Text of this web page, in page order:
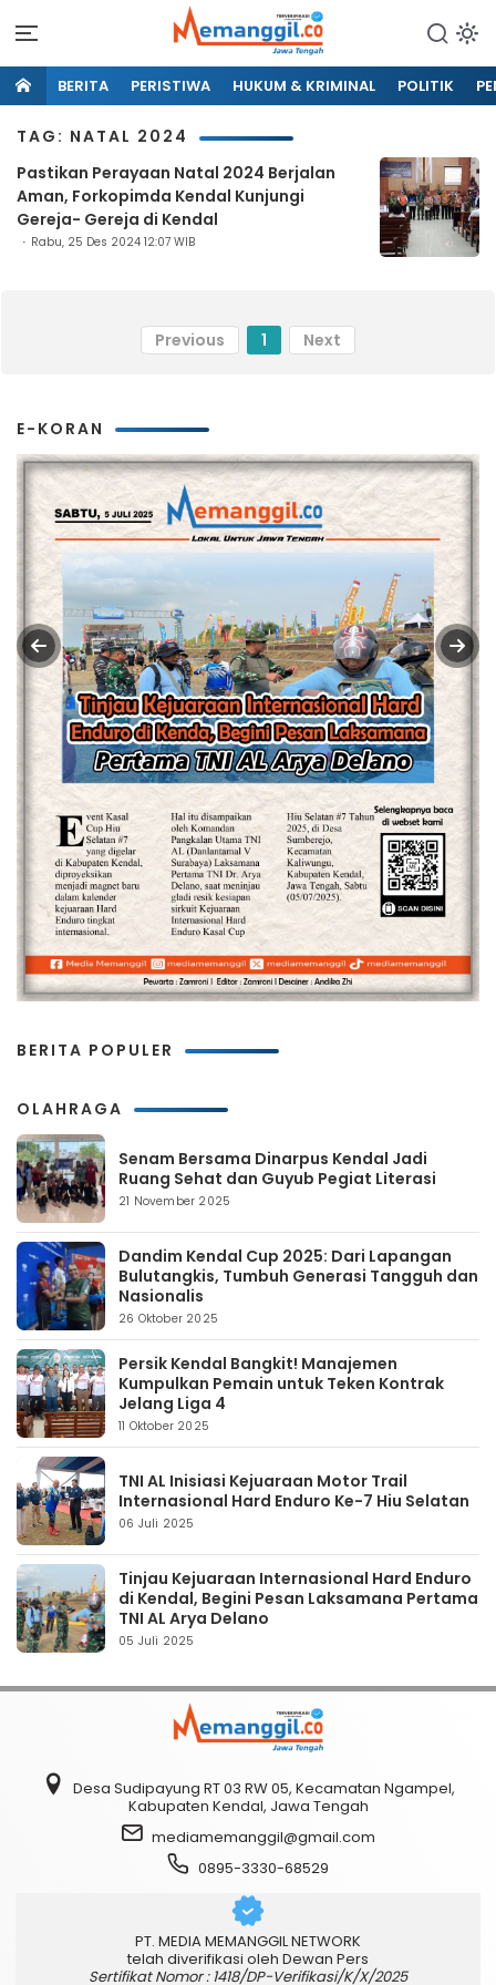
BERITA PERISTIWA HUKUM & KRIMINAL POLITIK
TAG: NATAL 2024
Pastikan Perayaan Natal 2024 Berjalan
Aman, Forkopimda Kendal Kunjungi
Gereja- Gereja di Kendal
Rabu, 25 Des 2024 12:07 WIB
Previous 1 Next
E-KORAN
BERITA POPULER
OLAHRAGA
Senam Bersama Dinarpus Kendal Jadi
Ruang Sehat dan Guyub Pegiat Literasi
21 November 2025
Dandim Kendal Cup 2025: Dari Lapangan
Bulutangkis, Tumbuh Generasi Tangguh dan
Nasionalis
26 Oktober 2025
Persik Kendal Bangkit! Manajemen
Kumpulkan Pemain untuk Teken Kontrak
Jelang Liga 4
11 Oktober 2025
TNI AL Inisiasi Kejuaraan Motor Trail
Internasional Hard Enduro Ke-7 Hiu Selatan
06 Juli 2025
Tinjau Kejuaraan Internasional Hard Enduro
di Kendal, Begini Pesan Laksamana Pertama
TNI AL Arya Delano
05 Juli 2025
Desa Sudipayung RT 03 RW 05, Kecamatan Ngampel,
Kabupaten Kendal, Jawa Tengah
mediamemanggil@gmail.com
0895-3330-68529
PT. MEDIA MEMANGGIL NETWORK
telah diverifikasi oleh Dewan Pers
Sertifikat Nomor : 1418/DP-Verifikasi/K/X/2025